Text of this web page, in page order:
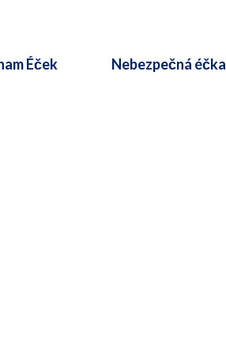
Éček Nebezpečná éčka